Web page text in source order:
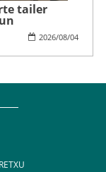
tailer
2026/08/04